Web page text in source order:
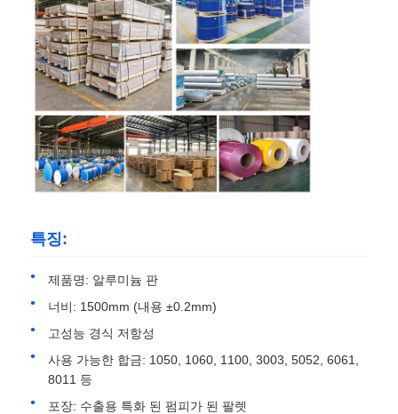
공장 견학
품질 관리
문의하기
사례
견적 요청
알루미늄 포일 롤
특징:
제품명: 알루미늄 판
너비: 1500mm (내용 ±0.2mm)
고성능 경식 저항성
사용 가능한 합금: 1050, 1060, 1100, 3003, 5052, 6061,
8011 등
포장: 수출용 특화 된 펌피가 된 팔렛